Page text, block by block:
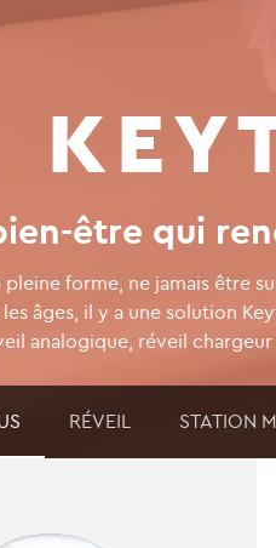
être qui
pleine forme, ne jamais être
âges, il y a une solution
analogique, réveil
RÉVEIL STATION